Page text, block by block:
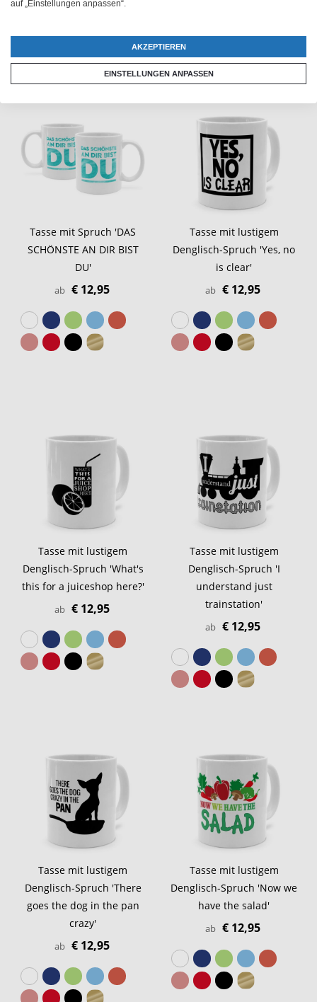
Tasse mit Spruch 'DAS
SCHÖNSTE AN DIR BIST
DU'
ab € 12,95
Tasse mit lustigem
Denglisch-Spruch 'Yes, no
is clear'
ab € 12,95
Tasse mit lustigem
Denglisch-Spruch 'What's
this for a juiceshop here?'
ab € 12,95
Tasse mit lustigem
Denglisch-Spruch 'I
understand just
trainstation'
ab € 12,95
Tasse mit lustigem
Denglisch-Spruch 'There
goes the dog in the pan
crazy'
ab € 12,95
Tasse mit lustigem
Denglisch-Spruch 'Now we
have the salad'
ab € 12,95
auf „Einstellungen anpassen“.
AKZEPTIEREN
EINSTELLUNGEN ANPASSEN